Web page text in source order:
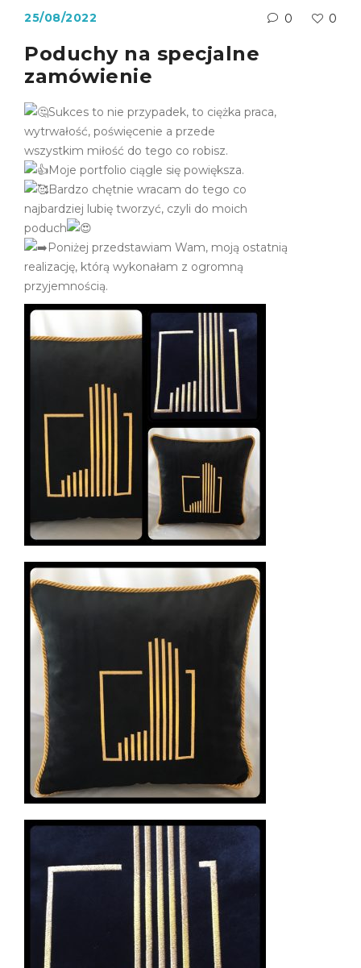
25/08/2022 0 0
Poduchy na specjalne
zamówienie
Sukces to nie przypadek, to ciężka praca,
wytrwałość, poświęcenie a przede
wszystkim miłość do tego co robisz.
Moje portfolio ciągle się powiększa.
Bardzo chętnie wracam do tego co
najbardziej lubię tworzyć, czyli do moich
poduch
Poniżej przedstawiam Wam, moją ostatnią
realizację, którą wykonałam z ogromną
przyjemnością.